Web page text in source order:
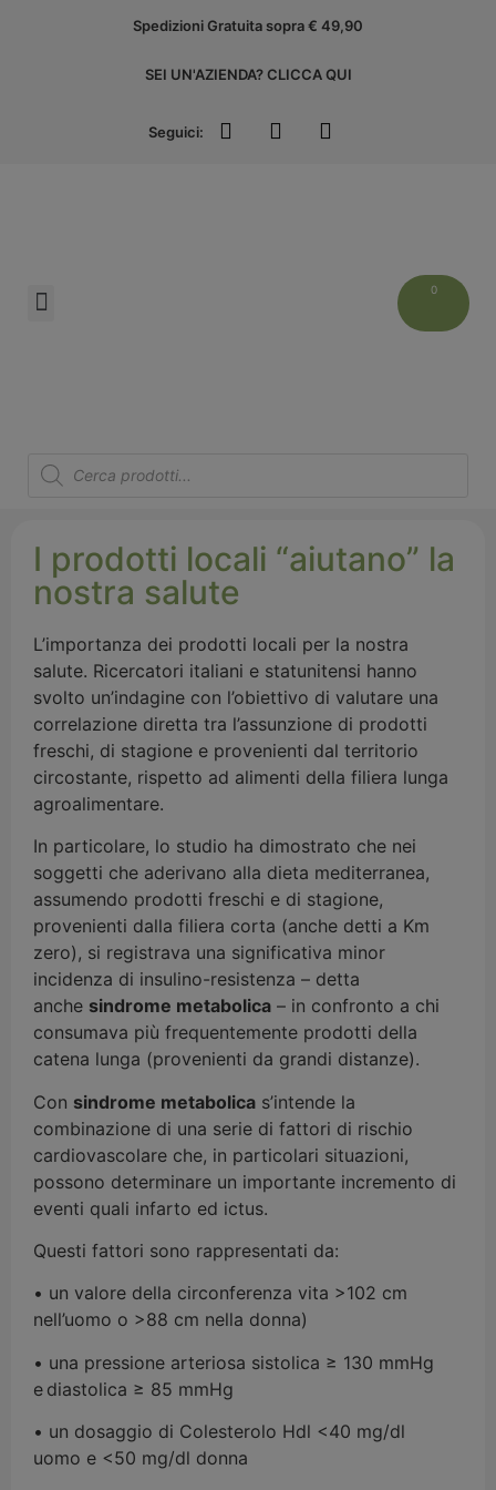
Spedizioni Gratuita sopra € 49,90
SEI UN'AZIENDA? CLICCA QUI
Seguici:
I prodotti locali “aiutano” la
nostra salute
L’importanza dei prodotti locali per la nostra
salute. Ricercatori italiani e statunitensi hanno
svolto un’indagine con l’obiettivo di valutare una
correlazione diretta tra l’assunzione di prodotti
freschi, di stagione e provenienti dal territorio
circostante, rispetto ad alimenti della filiera lunga
agroalimentare.
In particolare, lo studio ha dimostrato che nei
soggetti che aderivano alla dieta mediterranea,
assumendo prodotti freschi e di stagione,
provenienti dalla filiera corta (anche detti a Km
zero), si registrava una significativa minor
incidenza di insulino-resistenza – detta
anche sindrome metabolica – in confronto a chi
consumava più frequentemente prodotti della
catena lunga (provenienti da grandi distanze).
Con sindrome metabolica s’intende la
combinazione di una serie di fattori di rischio
cardiovascolare che, in particolari situazioni,
possono determinare un importante incremento di
eventi quali infarto ed ictus.
Questi fattori sono rappresentati da:
• un valore della circonferenza vita >102 cm
nell’uomo o >88 cm nella donna)
• una pressione arteriosa sistolica ≥ 130 mmHg
e diastolica ≥ 85 mmHg
• un dosaggio di Colesterolo Hdl <40 mg/dl
uomo e <50 mg/dl donna